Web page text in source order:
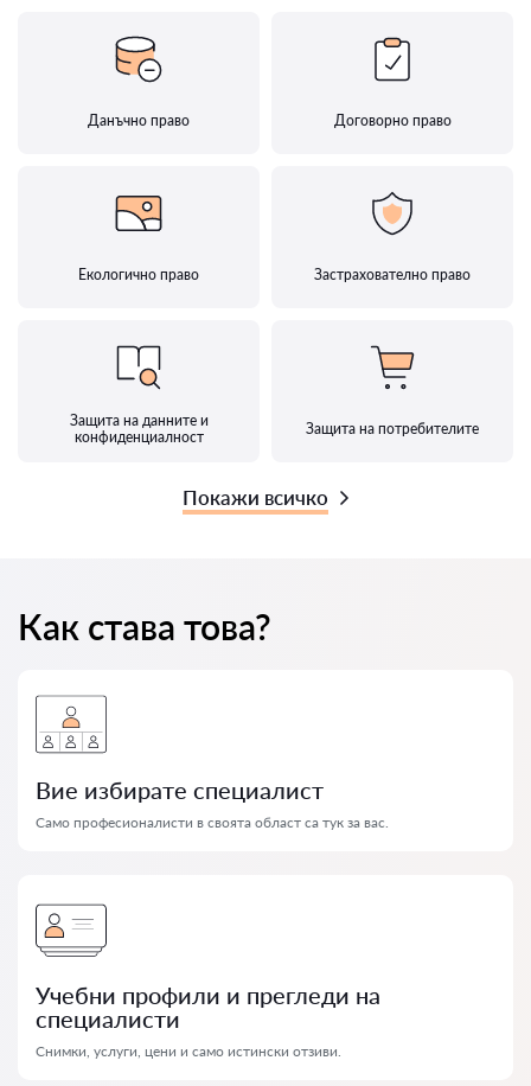
Данъчно право Договорно право
Екологично право Застрахователно право
Защита на данните и
конфиденциалност
Защита на потребителите
Покажи всичко
Как става това?
Вие избирате специалист
Само професионалисти в своята област са тук за вас.
Учебни профили и прегледи на
специалисти
Снимки, услуги, цени и само истински отзиви.